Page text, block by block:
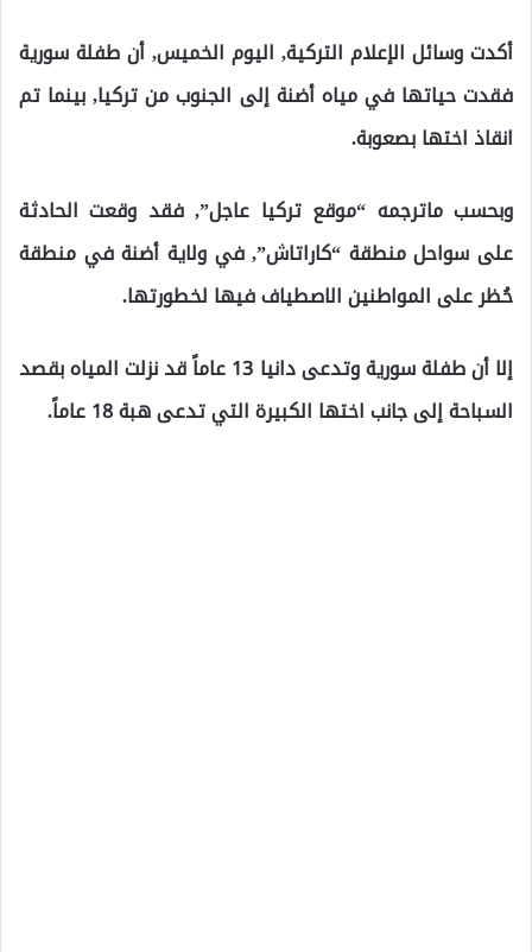
أكدت وسائل الإعلام التركية, اليوم الخميس, أن طفلة سورية
فقدت حياتها في مياه أضنة إلى الجنوب من تركيا, بينما تم
انقاذ اختها بصعوبة.
وبحسب ماترجمه “موقع تركيا عاجل”, فقد وقعت الحادثة
على سواحل منطقة “كاراتاش”, في ولاية أضنة في منطقة
حُظر على المواطنين الاصطياف فيها لخطورتها.
إلا أن طفلة سورية وتدعى دانيا 13 عاماً قد نزلت المياه بقصد
السباحة إلى جانب اختها الكبيرة التي تدعى هبة 18 عاماً.